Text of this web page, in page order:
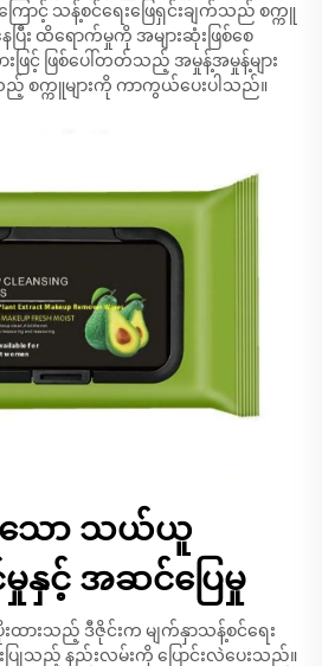
ောင့် သန့်စင်ရေးဖြေရှင်းချက်သည် စက္ကူ
ေပြီး ထိရောက်မှုကို အများဆုံးဖြစ်စေ
ဖြင့် ဖြစ်ပေါ်တတ်သည့် အမှုန့်အမှုန့်များ
က္ကူများကို ကာကွယ်ပေးပါသည်။
သော သယ်ယူ
နှင့် အဆင်ပြေမှု
းထားသည့် ဒီဇိုင်းက မျက်နှာသန့်စင်ရေး
ြုသည့် နည်းလမ်းကို ပြောင်းလဲပေးသည်။